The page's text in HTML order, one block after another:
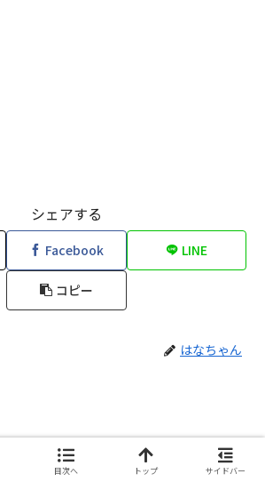
シェアする
Facebook LINE
コピー
はなちゃん
【訃報】エディ藩さん死去──グ
目次へ トップ サイドバー